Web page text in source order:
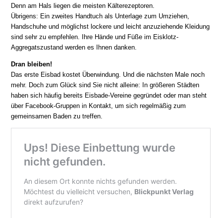
Denn am Hals liegen die meisten Kälterezeptoren.
Übrigens: Ein zweites Handtuch als Unterlage zum Umziehen,
Handschuhe und möglichst lockere und leicht anzuziehende Kleidung
sind sehr zu empfehlen. Ihre Hände und Füße im Eisklotz-
Aggregatszustand werden es Ihnen danken.
Dran bleiben!
Das erste Eisbad kostet Überwindung. Und die nächsten Male noch
mehr. Doch zum Glück sind Sie nicht alleine: In größeren Städten
haben sich häufig bereits Eisbade-Vereine gegründet oder man steht
über Facebook-Gruppen in Kontakt, um sich regelmäßig zum
gemeinsamen Baden zu treffen.